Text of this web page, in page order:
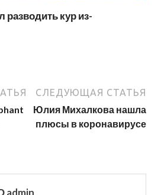
кур из-
СЛЕДУЮЩАЯ СТАТЬЯ
Юлия Михалкова нашла
плюсы в коронавирусе
admin